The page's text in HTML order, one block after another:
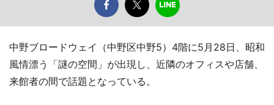
中野ブロードウェイ（中野区中野5）4階に5月28日、昭和
風情漂う「謎の空間」が出現し、近隣のオフィスや店舗、
来館者の間で話題となっている。